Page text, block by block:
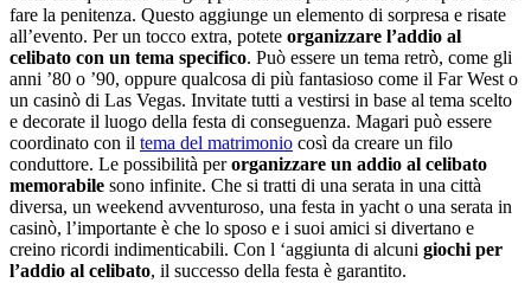
fare la penitenza. Questo aggiunge un elemento di sorpresa e risate
all’evento. Per un tocco extra, potete organizzare l’addio al
celibato con un tema specifico. Può essere un tema retrò, come gli
anni ’80 o ’90, oppure qualcosa di più fantasioso come il Far West o
un casinò di Las Vegas. Invitate tutti a vestirsi in base al tema scelto
e decorate il luogo della festa di conseguenza. Magari può essere
coordinato con il tema del matrimonio così da creare un filo
conduttore. Le possibilità perorganizzare un addio al celibato
memorabile sono infinite. Che si tratti di una serata in una città
diversa, un weekend avventuroso, una festa in yacht o una serata in
casinò, l’importante è che lo sposo e i suoi amici si divertano e
creino ricordi indimenticabili. Con l ‘aggiunta di alcuni giochi per
l’addio al celibato, il successo della festa è garantito.